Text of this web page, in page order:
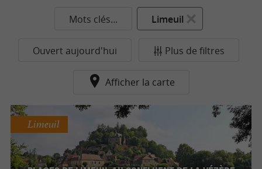
Mots clés... Limeuil
Ouvert aujourd'hui Plus de filtres
Afficher la carte
Limeuil